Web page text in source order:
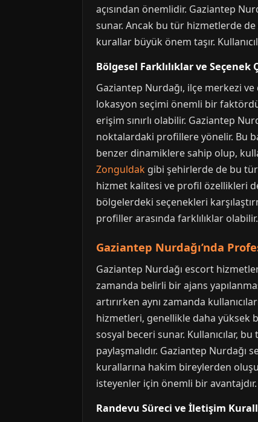
açısından önemlidir. Gaziantep
sunar. Ancak bu tür hizmetlerde de
kurallar büyük önem taşır.
Bölgesel Farklılıklar ve Seçenek
Gaziantep Nurdağı, ilçe merkezi
lokasyon seçimi önemli bir
erişim sınırlı olabilir. Gaziantep
noktalardaki profillere yönelir. Bu
benzer dinamiklere sahip olup,
Zonguldak gibi şehirlerde de bu
hizmet kalitesi ve profil özellikleri
bölgelerdeki seçenekleri
profiller arasında farklılıklar
Gaziantep Nurdağı’nda
Gaziantep Nurdağı escort
zamanda belirli bir ajans
artırırken aynı zamanda
hizmetleri, genellikle daha yüksek
sosyal beceri sunar. Kullanıcılar,
paylaşmalıdır. Gaziantep
kurallarına hakim bireylerden
isteyenler için önemli bir avantajdır.
Randevu Süreci ve İletişim